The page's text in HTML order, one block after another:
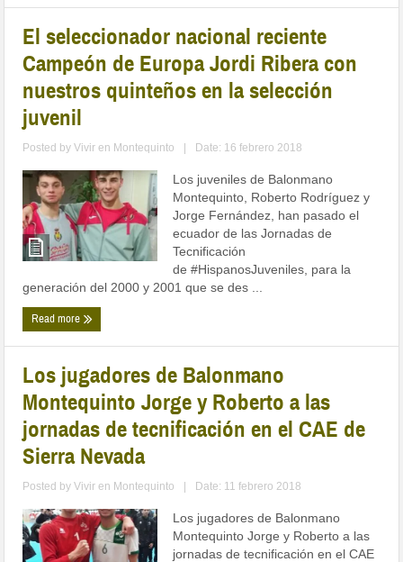
El seleccionador nacional reciente
Campeón de Europa Jordi Ribera con
nuestros quinteños en la selección
juvenil
Posted byVivir en Montequinto Date: 16 febrero 2018
Los juveniles de Balonmano
Montequinto, Roberto Rodríguez y
Jorge Fernández, han pasado el
ecuador de las Jornadas de
Tecnificación
de #HispanosJuveniles, para la
generación del 2000 y 2001 que se des ...
Read more
Los jugadores de Balonmano
Montequinto Jorge y Roberto a las
jornadas de tecnificación en el CAE de
Sierra Nevada
Posted byVivir en Montequinto Date: 11 febrero 2018
Los jugadores de Balonmano
Montequinto Jorge y Roberto a las
jornadas de tecnificación en el CAE